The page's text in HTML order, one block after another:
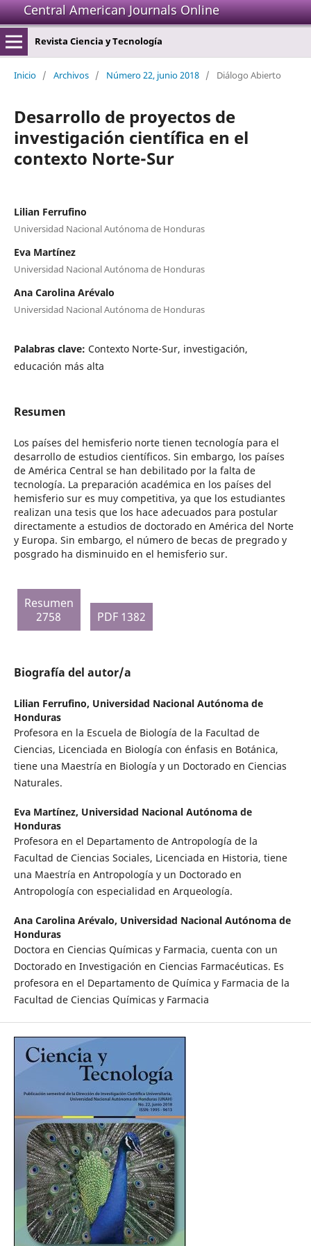
Central American Journals Online
Revista Ciencia y Tecnología
Inicio / Archivos / Número 22, junio 2018 / Diálogo Abierto
Desarrollo de proyectos de
investigación científica en el
contexto Norte-Sur
Lilian Ferrufino
Universidad Nacional Autónoma de Honduras
Eva Martínez
Universidad Nacional Autónoma de Honduras
Ana Carolina Arévalo
Universidad Nacional Autónoma de Honduras
Palabras clave: Contexto Norte-Sur, investigación,
educación más alta
Resumen
Los países del hemisferio norte tienen tecnología para el
desarrollo de estudios científicos. Sin embargo, los países
de América Central se han debilitado por la falta de
tecnología. La preparación académica en los países del
hemisferio sur es muy competitiva, ya que los estudiantes
realizan una tesis que los hace adecuados para postular
directamente a estudios de doctorado en América del Norte
y Europa. Sin embargo, el número de becas de pregrado y
posgrado ha disminuido en el hemisferio sur.
Resumen
2758
PDF 1382
Biografía del autor/a
Lilian Ferrufino, Universidad Nacional Autónoma de
Honduras
Profesora en la Escuela de Biología de la Facultad de
Ciencias, Licenciada en Biología con énfasis en Botánica,
tiene una Maestría en Biología y un Doctorado en Ciencias
Naturales.
Eva Martínez, Universidad Nacional Autónoma de
Honduras
Profesora en el Departamento de Antropología de la
Facultad de Ciencias Sociales, Licenciada en Historia, tiene
una Maestría en Antropología y un Doctorado en
Antropología con especialidad en Arqueología.
Ana Carolina Arévalo, Universidad Nacional Autónoma de
Honduras
Doctora en Ciencias Químicas y Farmacia, cuenta con un
Doctorado en Investigación en Ciencias Farmacéuticas. Es
profesora en el Departamento de Química y Farmacia de la
Facultad de Ciencias Químicas y Farmacia